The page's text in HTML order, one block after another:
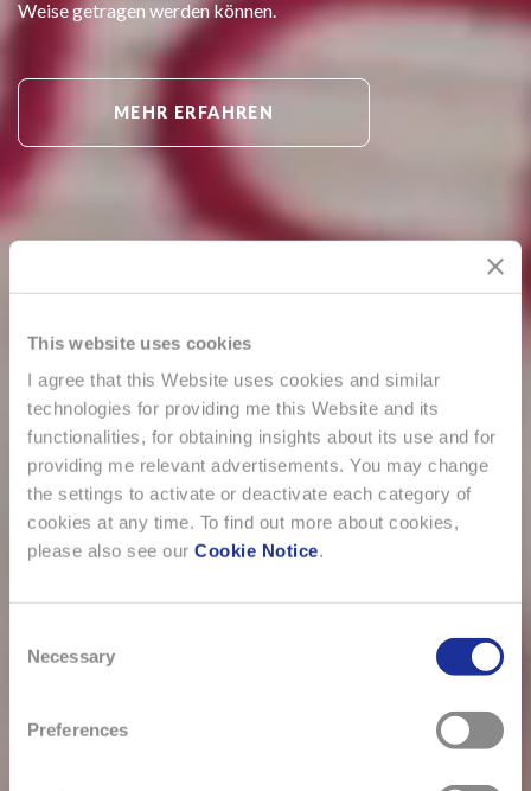
This website uses cookies
I agree that this Website uses cookies and similar
technologies for providing me this Website and its
functionalities, for obtaining insights about its use and for
providing me relevant advertisements. You may change
the settings to activate or deactivate each category of
cookies at any time. To find out more about cookies,
please also see our Cookie Notice.
Selection
Necessary
Preferences
Weise getragen werden können.
MEHR ERFAHREN